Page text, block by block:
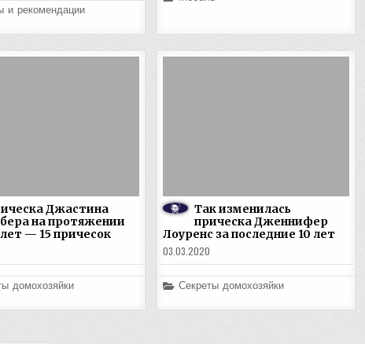
и рекомендации
Джастина
на протяжении
— 15 причесок
домохозяйки
Так изменилась
прическа Дженнифер
Лоуренс за последние 10 лет
03.03.2020
Posted
Секреты домохозяйки